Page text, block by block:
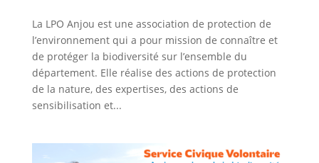
La LPO Anjou est une association de protection de
l’environnement qui a pour mission de connaître et
de protéger la biodiversité sur l’ensemble du
département. Elle réalise des actions de protection
de la nature, des expertises, des actions de
sensibilisation et...